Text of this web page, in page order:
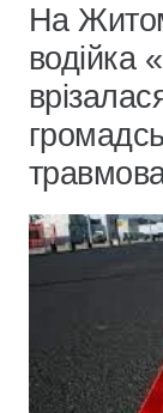
На
водійка